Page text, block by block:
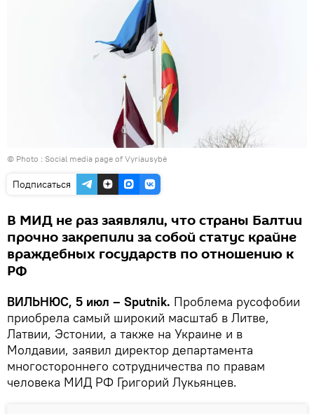
© Photo : Social media page of Vyriausybė
Подписаться
В МИД не раз заявляли, что страны Балтии
прочно закрепили за собой статус крайне
враждебных государств по отношению к
РФ
ВИЛЬНЮС, 5 июл – Sputnik. Проблема русофобии
приобрела самый широкий масштаб в Литве,
Латвии, Эстонии, а также на Украине и в
Молдавии, заявил директор департамента
многостороннего сотрудничества по правам
человека МИД РФ Григорий Лукьянцев.